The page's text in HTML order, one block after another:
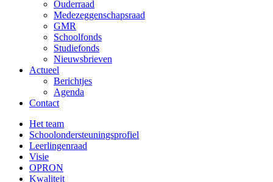
Ouderraad
Medezeggenschapsraad
GMR
Schoolfonds
Studiefonds
Nieuwsbrieven
Actueel
Berichtjes
Agenda
Contact
Het team
Schoolondersteuningsprofiel
Leerlingenraad
Visie
OPRON
Kwaliteit